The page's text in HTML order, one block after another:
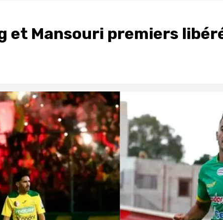
et Mansouri premiers